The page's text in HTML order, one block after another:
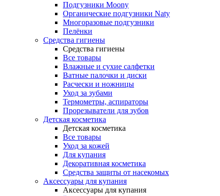
Подгузники Moony
Органические подгузники Naty
Многоразовые подгузники
Пелёнки
Средства гигиены
Средства гигиены
Все товары
Влажные и сухие салфетки
Ватные палочки и диски
Расчески и ножницы
Уход за зубами
Термометры, аспираторы
Прорезыватели для зубов
Детская косметика
Детская косметика
Все товары
Уход за кожей
Для купания
Декоративная косметика
Средства защиты от насекомых
Аксессуары для купания
Аксессуары для купания